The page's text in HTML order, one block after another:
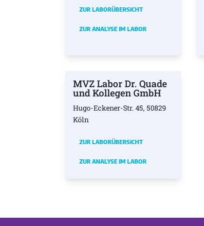
ZUR LABORÜBERSICHT
ZUR ANALYSE IM LABOR
MVZ Labor Dr. Quade
und Kollegen GmbH
Hugo-Eckener-Str. 45, 50829
Köln
ZUR LABORÜBERSICHT
ZUR ANALYSE IM LABOR